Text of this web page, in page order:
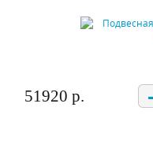
51920 р. -